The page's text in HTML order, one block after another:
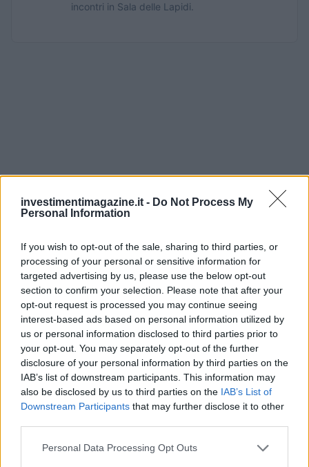
investimentimagazine.it - Do Not Process My
Personal Information
If you wish to opt-out of the sale, sharing to third parties, or
processing of your personal or sensitive information for
targeted advertising by us, please use the below opt-out
section to confirm your selection. Please note that after your
opt-out request is processed you may continue seeing
interest-based ads based on personal information utilized by
us or personal information disclosed to third parties prior to
your opt-out. You may separately opt-out of the further
disclosure of your personal information by third parties on the
IAB’s list of downstream participants. This information may
also be disclosed by us to third parties on the IAB’s List of
Downstream Participants that may further disclose it to other
Please note that this website/app uses one or more Google
Personal Data Processing Opt Outs
incontri in Sala delle Lapidi.
Continua a leggere
INVESTIMENTI